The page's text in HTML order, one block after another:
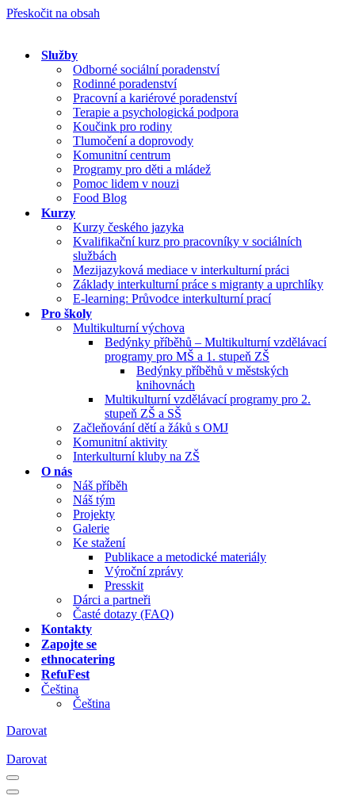
Přeskočit na obsah
Služby
Odborné sociální poradenství
Rodinné poradenství
Pracovní a kariérové poradenství
Terapie a psychologická podpora
Koučink pro rodiny
Tlumočení a doprovody
Komunitní centrum
Programy pro děti a mládež
Pomoc lidem v nouzi
Food Blog
Kurzy
Kurzy českého jazyka
Kvalifikační kurz pro pracovníky v sociálních
službách
Mezijazyková mediace v interkulturní práci
Základy interkulturní práce s migranty a uprchlíky
E-learning: Průvodce interkulturní prací
Pro školy
Multikulturní výchova
Bedýnky příběhů – Multikulturní vzdělávací
programy pro MŠ a 1. stupeň ZŠ
Bedýnky příběhů v městských
knihovnách
Multikulturní vzdělávací programy pro 2.
stupeň ZŠ a SŠ
Začleňování dětí a žáků s OMJ
Komunitní aktivity
Interkulturní kluby na ZŠ
O nás
Náš příběh
Náš tým
Projekty
Galerie
Ke stažení
Publikace a metodické materiály
Výroční zprávy
Presskit
Dárci a partneři
Časté dotazy (FAQ)
Kontakty
Zapojte se
ethnocatering
RefuFest
Čeština
Čeština
Darovat
Darovat
Navigační
menu
Navigační